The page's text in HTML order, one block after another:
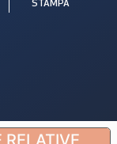
STAMPA
RELATIVE